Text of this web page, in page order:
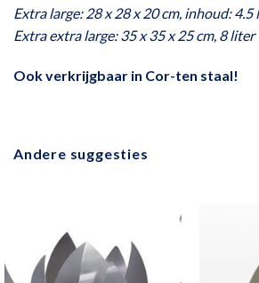
Extra large: 28 x 28 x 20 cm, inhoud: 4.5
Extra extra large: 35 x 35 x 25 cm, 8 liter
Ook verkrijgbaar in Cor-ten staal!
Andere suggesties